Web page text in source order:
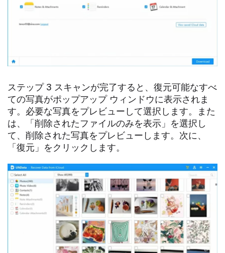
ステップ 3 スキャンが完了すると、復元可能なすべ
ての写真がポップアップ ウィンドウに表示されま
す。必要な写真をプレビューして選択します。また
は、「削除されたファイルのみを表示」を選択し
て、削除された写真をプレビューします。次に、
「復元」をクリックします。